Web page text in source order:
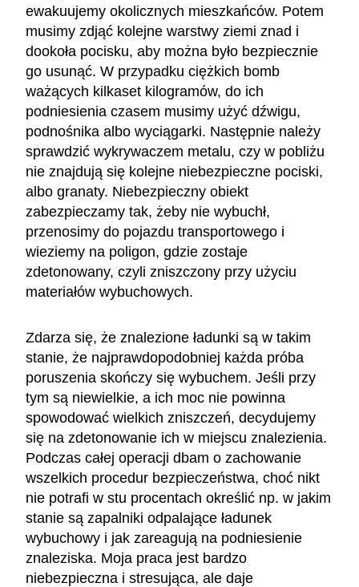
ewakuujemy okolicznych mieszkańców. Potem
musimy zdjąć kolejne warstwy ziemi znad i
dookoła pocisku, aby można było bezpiecznie
go usunąć. W przypadku ciężkich bomb
ważących kilkaset kilogramów, do ich
podniesienia czasem musimy użyć dźwigu,
podnośnika albo wyciągarki. Następnie należy
sprawdzić wykrywaczem metalu, czy w pobliżu
nie znajdują się kolejne niebezpieczne pociski,
albo granaty. Niebezpieczny obiekt
zabezpieczamy tak, żeby nie wybuchł,
przenosimy do pojazdu transportowego i
wieziemy na poligon, gdzie zostaje
zdetonowany, czyli zniszczony przy użyciu
materiałów wybuchowych.
Zdarza się, że znalezione ładunki są w takim
stanie, że najprawdopodobniej każda próba
poruszenia skończy się wybuchem. Jeśli przy
tym są niewielkie, a ich moc nie powinna
spowodować wielkich zniszczeń, decydujemy
się na zdetonowanie ich w miejscu znalezienia.
Podczas całej operacji dbam o zachowanie
wszelkich procedur bezpieczeństwa, choć nikt
nie potrafi w stu procentach określić np. w jakim
stanie są zapalniki odpalające ładunek
wybuchowy i jak zareagują na podniesienie
znaleziska. Moja praca jest bardzo
niebezpieczna i stresująca, ale daje